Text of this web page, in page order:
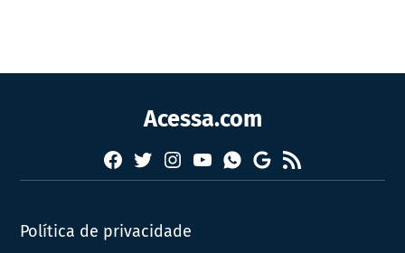
Acessa.com
Facebook
TwitterInstagram
YouTubeWhatsapp
Google
News
RSS
Política de privacidade